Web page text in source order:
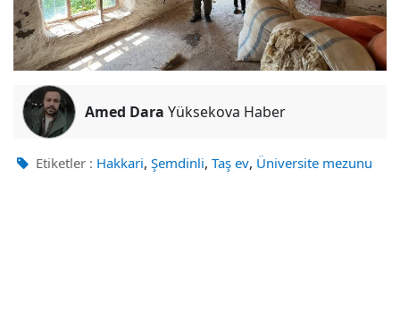
Amed Dara Yüksekova Haber
Etiketler : Hakkari, Şemdinli, Taş ev, Üniversite mezunu